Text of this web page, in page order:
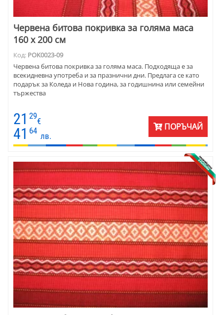
Червена битова покривка за голяма маса
160 х 200 см
Код: POK0023-09
Червена битова покривка за голяма маса. Подходяща е за
всекидневна употреба и за празнични дни. Предлага се като
подарък за Коледа и Нова година, за годишнина или семейни
тържества
21 29
€
41 64
лв.
ПОРЪЧАЙ